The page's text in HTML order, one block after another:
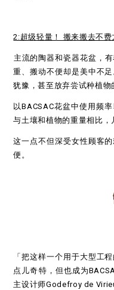
2:超级轻量！ 搬来搬去不费
主流的陶器和瓷器花盆，
重、搬动不便却是美中不
犹豫，甚至放弃尝试种植物
以BACSAC花盆中使用频
与土壤和植物的重量相比，
这一点不但深受女性顾客
便。
「把这样一个用于大型工
点儿奇特，但也成为
主设计师Godefroy de